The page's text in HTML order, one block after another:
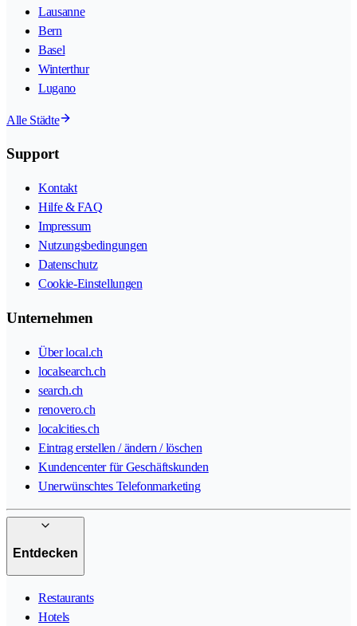
Lausanne
Bern
Basel
Winterthur
Lugano
Alle Städte
Support
Kontakt
Hilfe & FAQ
Impressum
Nutzungsbedingungen
Datenschutz
Cookie-Einstellungen
Unternehmen
Über local.ch
localsearch.ch
search.ch
renovero.ch
localcities.ch
Eintrag erstellen / ändern / löschen
Kundencenter für Geschäftskunden
Unerwünschtes Telefonmarketing
Entdecken
Restaurants
Hotels